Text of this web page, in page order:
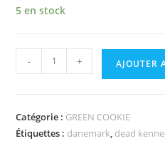
5 en stock
quantité
de
RAY
-
- + AJOUTER
Catégorie : GREEN COOKIE
Étiquettes : danemark, dead